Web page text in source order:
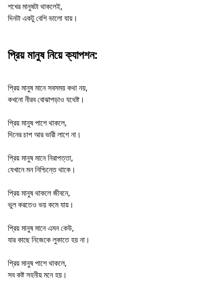
শখের মানুষটা থাকলেই,
দিনটা একটু বেশি ভালো যায়।
প্রিয় মানুষ নিয়ে ক্যাপশন:
প্রিয় মানুষ মানে সবসময় কথা নয়,
কখনো নীরব বোঝাপড়াও যথেষ্ট।
প্রিয় মানুষ পাশে থাকলে,
দিনের চাপ আর ভারী লাগে না।
প্রিয় মানুষ মানে নিরাপত্তা,
যেখানে মন নিশ্চিন্তে থাকে।
প্রিয় মানুষ থাকলে জীবনে,
ভুল করতেও ভয় কমে যায়।
প্রিয় মানুষ মানে এমন কেউ,
যার কাছে নিজেকে লুকাতে হয় না।
প্রিয় মানুষ পাশে থাকলে,
সব কষ্ট সহনীয় মনে হয়।